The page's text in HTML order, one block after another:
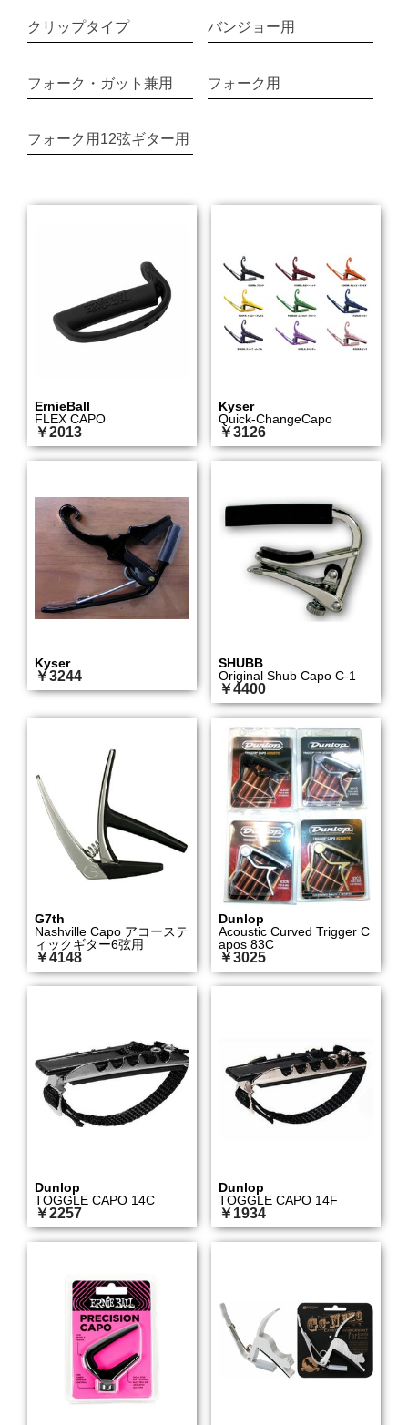
クリップタイプ バンジョー用
フォーク・ガット兼用 フォーク用
フォーク用12弦ギター用
ErnieBall
FLEX CAPO
￥2013
Kyser
Quick-ChangeCapo
￥3126
Kyser
￥3244
SHUBB
Original Shub Capo C-1
￥4400
G7th
Nashville Capo アコーステ
ィックギター6弦用
￥4148
Dunlop
Acoustic Curved Trigger C
apos 83C
￥3025
Dunlop
TOGGLE CAPO 14C
￥2257
Dunlop
TOGGLE CAPO 14F
￥1934